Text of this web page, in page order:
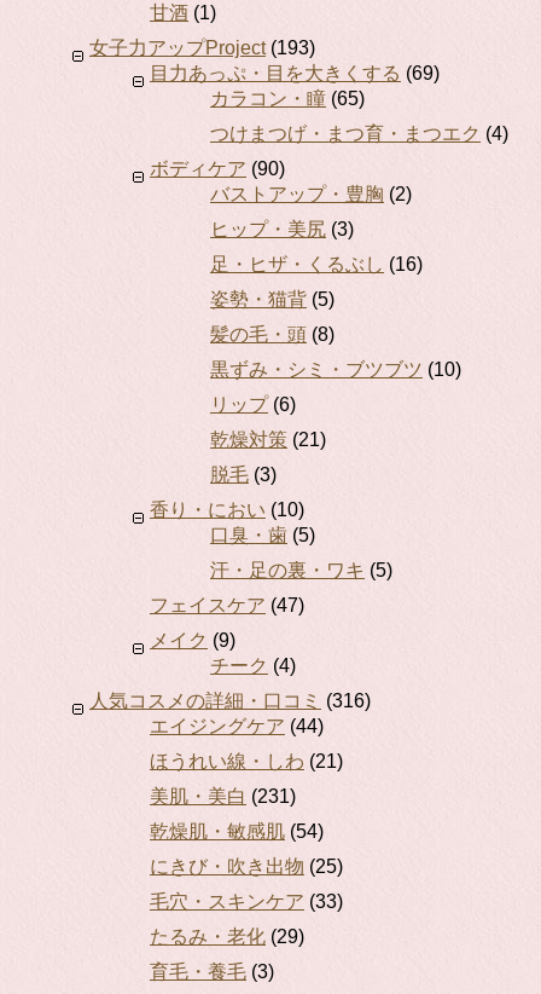
甘酒 (1)
女子力アップProject(193)
目力あっぷ・目を大きくする (69)
カラコン・瞳 (65)
つけまつげ・まつ育・まつエク (4)
ボディケア (90)
バストアップ・豊胸 (2)
ヒップ・美尻 (3)
足・ヒザ・くるぶし (16)
姿勢・猫背 (5)
髪の毛・頭 (8)
黒ずみ・シミ・ブツブツ (10)
リップ(6)
乾燥対策 (21)
脱毛 (3)
香り・におい (10)
口臭・歯 (5)
汗・足の裏・ワキ (5)
フェイスケア (47)
メイク (9)
チーク (4)
人気コスメの詳細・口コミ (316)
エイジングケア (44)
ほうれい線・しわ (21)
美肌・美白 (231)
乾燥肌・敏感肌 (54)
にきび・吹き出物 (25)
毛穴・スキンケア (33)
たるみ・老化 (29)
育毛・養毛 (3)